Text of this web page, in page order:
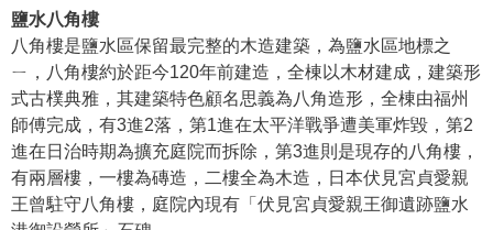
鹽水八角樓
八角樓是鹽水區保留最完整的木造建築，為鹽水區地標之
ㄧ，八角樓約於距今120年前建造，全棟以木材建成，建築形
式古樸典雅，其建築特色顧名思義為八角造形，全棟由福州
師傅完成，有3進2落，第1進在太平洋戰爭遭美軍炸毀，第2
進在日治時期為擴充庭院而拆除，第3進則是現存的八角樓，
有兩層樓，一樓為磚造，二樓全為木造，日本伏見宮貞愛親
王曾駐守八角樓，庭院內現有「伏見宮貞愛親王御遺跡鹽水